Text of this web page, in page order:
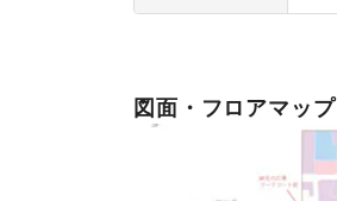
図面・フロアマップ